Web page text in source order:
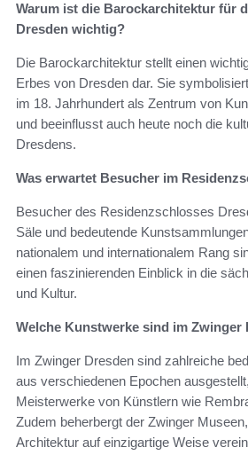
Warum ist die Barockarchitektur für
Dresden wichtig?
Die Barockarchitektur stellt einen
Erbes von Dresden dar. Sie
im 18. Jahrhundert als Zentrum von
und beeinflusst auch heute noch die
Dresdens.
Was erwartet Besucher im
Besucher des Residenzschlosses
Säle und bedeutende
nationalem und internationalem Rang
einen faszinierenden Einblick in die
und Kultur.
Welche Kunstwerke sind im Zwinger
Im Zwinger Dresden sind zahlreiche
aus verschiedenen Epochen
Meisterwerke von Künstlern wie
Zudem beherbergt der Zwinger
Architektur auf einzigartige Weise